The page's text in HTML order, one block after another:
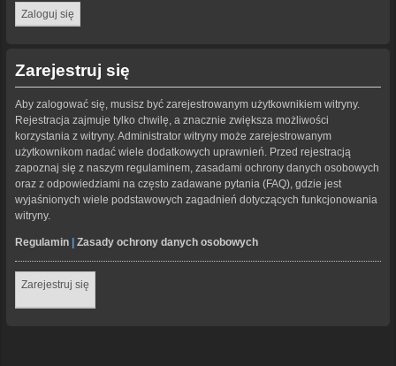
Zarejestruj się
Aby zalogować się, musisz być zarejestrowanym użytkownikiem witryny.
Rejestracja zajmuje tylko chwilę, a znacznie zwiększa możliwości
korzystania z witryny. Administrator witryny może zarejestrowanym
użytkownikom nadać wiele dodatkowych uprawnień. Przed rejestracją
zapoznaj się z naszym regulaminem, zasadami ochrony danych osobowych
oraz z odpowiedziami na często zadawane pytania (FAQ), gdzie jest
wyjaśnionych wiele podstawowych zagadnień dotyczących funkcjonowania
witryny.
Regulamin | Zasady ochrony danych osobowych
Zarejestruj się